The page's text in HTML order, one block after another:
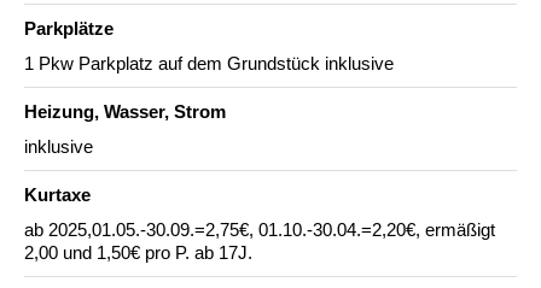
Parkplätze
1 Pkw Parkplatz auf dem Grundstück inklusive
Heizung, Wasser, Strom
inklusive
Kurtaxe
ab 2025,01.05.-30.09.=2,75€, 01.10.-30.04.=2,20€, ermäßigt
2,00 und 1,50€ pro P. ab 17J.